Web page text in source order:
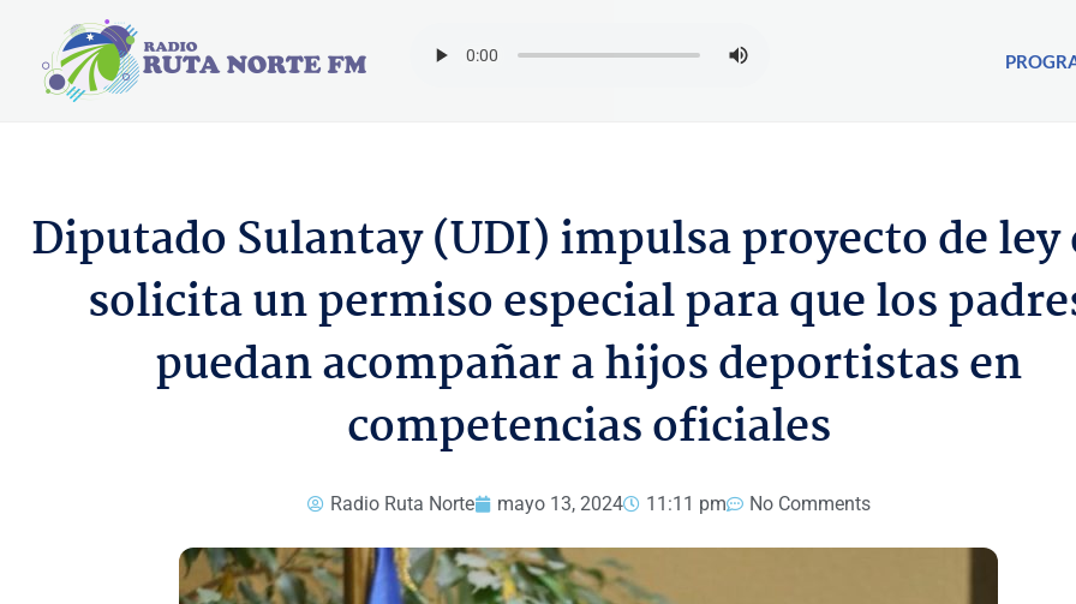
contenido
Diputado Sulantay (UDI) impulsa proyecto de ley
solicita un permiso especial para que los
puedan acompañar a hijos deportistas en
competencias oficiales
Radio Ruta Norte mayo 13, 2024 11:11 pm No Comments